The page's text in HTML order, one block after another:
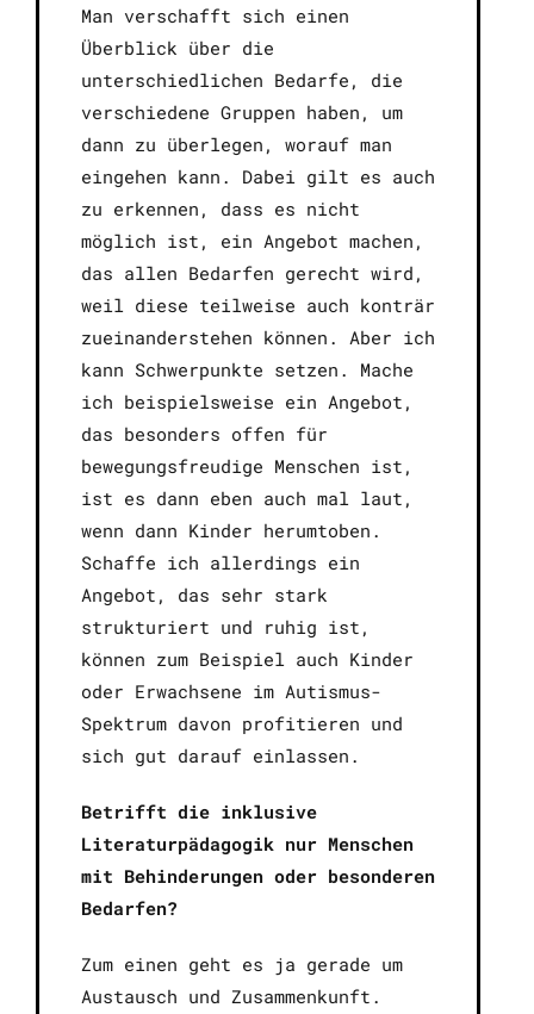
Man verschafft sich einen
Überblick über die
unterschiedlichen Bedarfe, die
verschiedene Gruppen haben, um
dann zu überlegen, worauf man
eingehen kann. Dabei gilt es auch
zu erkennen, dass es nicht
möglich ist, ein Angebot machen,
das allen Bedarfen gerecht wird,
weil diese teilweise auch konträr
zueinanderstehen können. Aber ich
kann Schwerpunkte setzen. Mache
ich beispielsweise ein Angebot,
das besonders offen für
bewegungsfreudige Menschen ist,
ist es dann eben auch mal laut,
wenn dann Kinder herumtoben.
Schaffe ich allerdings ein
Angebot, das sehr stark
strukturiert und ruhig ist,
können zum Beispiel auch Kinder
oder Erwachsene im Autismus-
Spektrum davon profitieren und
sich gut darauf einlassen.
Betrifft die inklusive
Literaturpädagogik nur Menschen
mit Behinderungen oder besonderen
Bedarfen?
Zum einen geht es ja gerade um
Austausch und Zusammenkunft.